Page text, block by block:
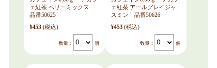
ェ紅茶 ベリーミックス
品番50625
¥453 (税込)
数量： 個
ェ紅茶 アールグレイジャ
スミン 品番50626
¥453 (税込)
数量： 個